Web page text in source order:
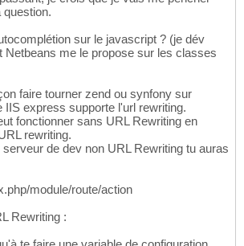
sur le javascript ? (je dév
me le propose sur les classes
faire tourner zend ou synfony sur
IIS express supporte l'url rewriting.
fonctionner sans URL Rewriting en
rewriting.
de dev non URL Rewriting tu auras
module/route/action
Rewriting :